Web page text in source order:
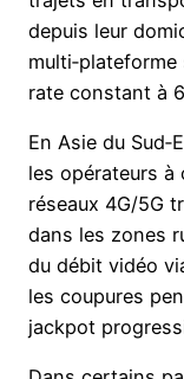
depuis leur
rate constant à
En Asie du
les opérateurs
réseaux 4G/5G
dans les zones
du débit vidéo
les coupures
jackpot